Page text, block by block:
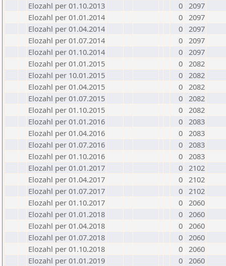
Elozahl per 01.10.2013
0 2097
Elozahl per 01.01.2014
0 2097
Elozahl per 01.04.2014
0 2097
Elozahl per 01.07.2014
0 2097
Elozahl per 01.10.2014
0 2097
Elozahl per 01.01.2015
0 2082
Elozahl per 10.01.2015
0 2082
Elozahl per 01.04.2015
0 2082
Elozahl per 01.07.2015
0 2082
Elozahl per 01.10.2015
0 2082
Elozahl per 01.01.2016
0 2083
Elozahl per 01.04.2016
0 2083
Elozahl per 01.07.2016
0 2083
Elozahl per 01.10.2016
0 2083
Elozahl per 01.01.2017
0 2102
Elozahl per 01.04.2017
0 2102
Elozahl per 01.07.2017
0 2102
Elozahl per 01.10.2017
0 2060
Elozahl per 01.01.2018
0 2060
Elozahl per 01.04.2018
0 2060
Elozahl per 01.07.2018
0 2060
Elozahl per 01.10.2018
0 2060
Elozahl per 01.01.2019
0 2060